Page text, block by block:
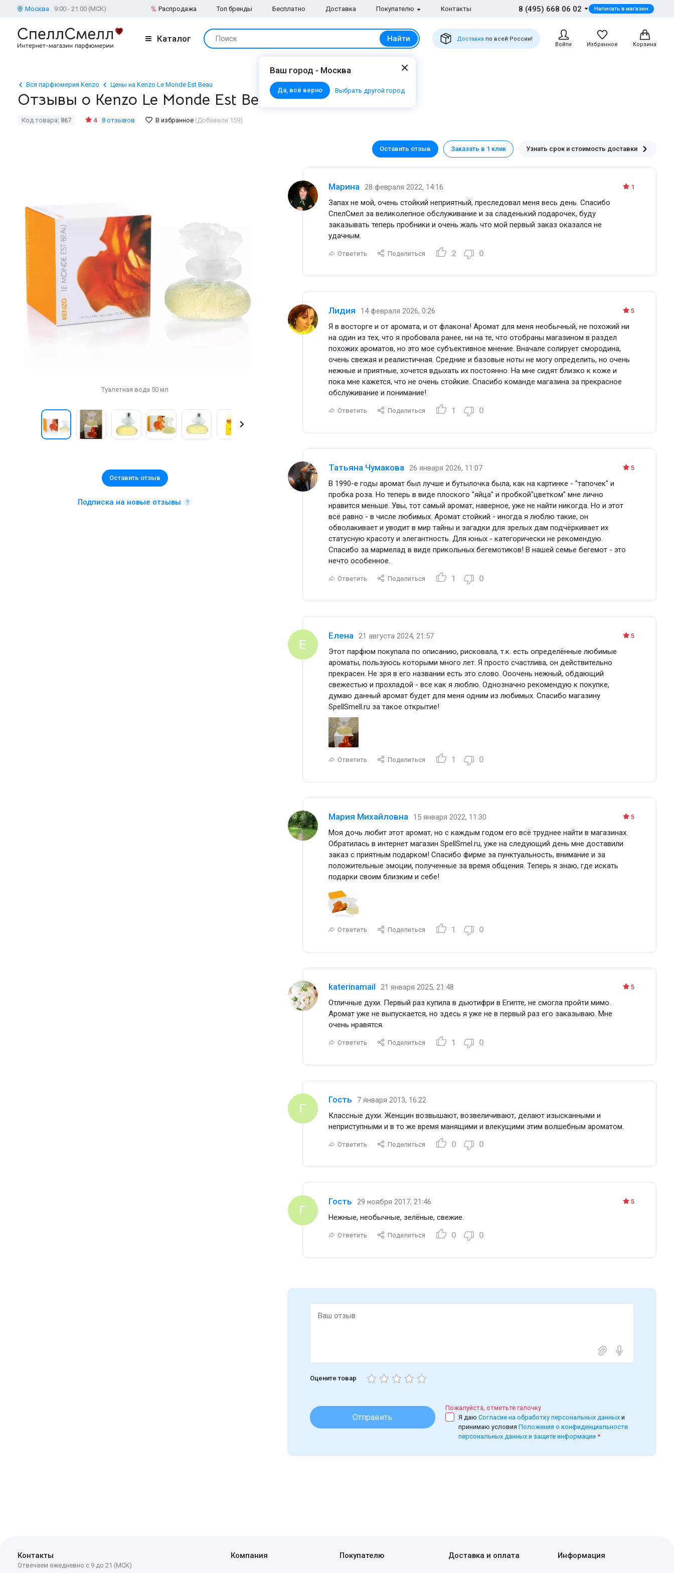
Москва 9:00 - 21:00 (МСК) Распродажа Топ бренды Бесплатно Доставка Покупателю Контакты 8 (495) 668 06 02 Написать в магазин
Каталог Поиск Найти Доставка по всей России!
Войти
Избранное Корзина
Ваш город - Москва
Да, всё верно Выбрать другой город
Вся парфюмерия Kenzo Цены на Kenzo Le Monde Est Beau
Отзывы о Kenzo Le Monde Est Beau для женщин
Код товара: 867 4 8 отзывов В избранное (Добавили 159)
Туалетная вода 50 мл Туалетная вода 50 мл
Оставить отзыв
Подписка на новые отзывы
Оставить отзыв Заказать в 1 клик Узнать срок и стоимость доставки
1
Марина
28 февраля 2022, 14:16
Запах не мой, очень стойкий неприятный, преследовал меня весь день. Спасибо
СпелСмел за великолепное обслуживание и за сладенький подарочек, буду
заказывать теперь пробники и очень жаль что мой первый заказ оказался не
удачным.
Ответить Поделиться 2 0
5
Лидия
14 февраля 2026, 0:26
Я в восторге и от аромата, и от флакона! Аромат для меня необычный, не похожий ни
на один из тех, что я пробовала ранее, ни на те, что отобраны магазином в раздел
похожих ароматов, но это мое субъективное мнение. Вначале солирует смородина,
очень свежая и реалистичная. Средние и базовые ноты не могу определить, но очень
нежные и приятные, хочется вдыхать их постоянно. На мне сидят близко к коже и
пока мне кажется, что не очень стойкие. Спасибо команде магазина за прекрасное
обслуживание и понимание!
Ответить Поделиться 1 0
5
Татьяна Чумакова
26 января 2026, 11:07
В 1990-е годы аромат был лучше и бутылочка была, как на картинке - "тапочек" и
пробка роза. Но теперь в виде плоского "яйца" и пробкой"цветком" мне лично
нравится меньше. Увы, тот самый аромат, наверное, уже не найти никогда. Но и этот
всё равно - в числе любимых. Аромат стойкий - иногда я люблю такие, он
обволакивает и уводит в мир тайны и загадки для зрелых дам подчёркивает их
статусную красоту и элегантность. Для юных - категорически не рекомендую.
Спасибо за мармелад в виде прикольных бегемотиков! В нашей семье бегемот - это
нечто особенное.
Ответить Поделиться 1 0
5
Елена
21 августа 2024, 21:57
Этот парфюм покупала по описанию, рисковала, т.к. есть определённые любимые
ароматы, пользуюсь которыми много лет. Я просто счастлива, он действительно
прекрасен. Не зря в его названии есть это слово. Ооочень нежный, обдающий
свежестью и прохладой - все как я люблю. Однозначно рекомендую к покупке,
думаю данный аромат будет для меня одним из любимых. Спасибо магазину
SpellSmell.ru за такое открытие!
Ответить Поделиться 1 0
5
Мария Михайловна
15 января 2022, 11:30
Моя дочь любит этот аромат, но с каждым годом его всё труднее найти в магазинах.
Обратилась в интернет магазин SpellSmel.ru, уже на следующий день мне доставили
заказ с приятным подарком! Спасибо фирме за пунктуальность, внимание и за
положительные эмоции, полученные за время общения. Теперь я знаю, где искать
подарки своим близким и себе!
Ответить Поделиться 1 0
5
katerinamail
21 января 2025, 21:48
Отличные духи. Первый раз купила в дьютифри в Египте, не смогла пройти мимо.
Аромат уже не выпускается, но здесь я уже не в первый раз его заказываю. Мне
очень нравятся.
Ответить Поделиться 1 0
Гость
7 января 2013, 16:22
Классные духи. Женщин возвышают, возвеличивают, делают изысканными и
неприступными и в то же время манящими и влекущими этим волшебным ароматом.
Ответить Поделиться 0 0
5
Гость
29 ноября 2017, 21:46
Нежные, необычные, зелёные, свежие.
Ответить Поделиться 0 0
Оцените товар
Отправить
Пожалуйста, отметьте галочку
Я даю Согласие на обработку персональных данных и
принимаю условия Положения о конфиденциальности
персональных данных и защите информации *
Контакты
Отвечаем ежедневно с 9 до 21 (МСК)
Компания Покупателю Доставка и оплата Информация